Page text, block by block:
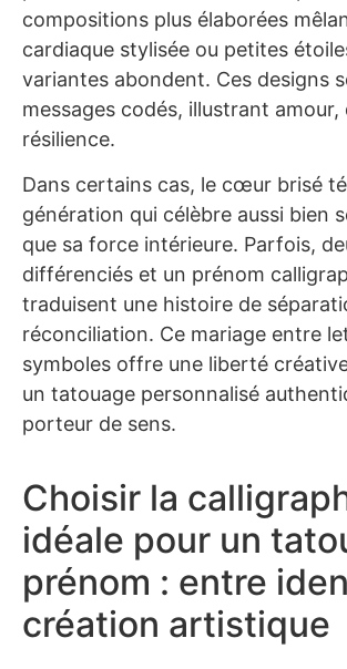
compositions plus élaborées
cardiaque stylisée ou petites
variantes abondent. Ces designs
messages codés, illustrant amour,
résilience.
Dans certains cas, le cœur brisé
génération qui célèbre aussi bien
que sa force intérieure. Parfois,
différenciés et un prénom
traduisent une histoire de
réconciliation. Ce mariage entre
symboles offre une liberté
un tatouage personnalisé
porteur de sens.
Choisir la
idéale pour un
prénom : entre
création artistique